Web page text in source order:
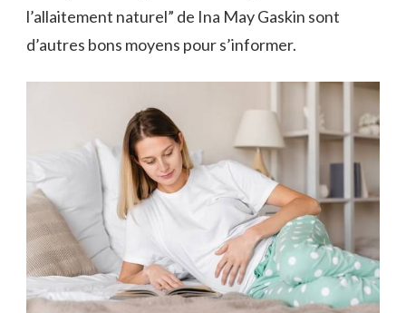
l’allaitement naturel” de Ina May Gaskin sont
d’autres bons moyens pour s’informer.